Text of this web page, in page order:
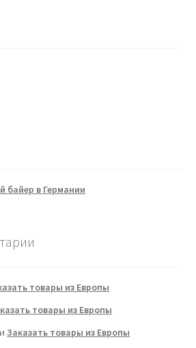
байер в Германии
товары из Европы
товары из Европы
Заказать товары из Европы